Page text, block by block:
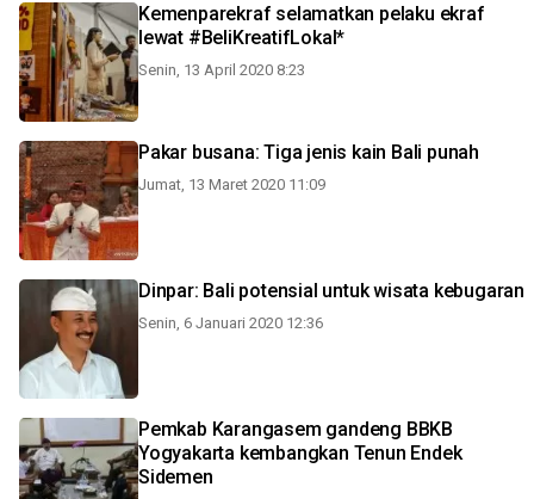
Kemenparekraf selamatkan pelaku ekraf
lewat #BeliKreatifLokal*
Senin, 13 April 2020 8:23
Pakar busana: Tiga jenis kain Bali punah
Jumat, 13 Maret 2020 11:09
Dinpar: Bali potensial untuk wisata kebugaran
Senin, 6 Januari 2020 12:36
Pemkab Karangasem gandeng BBKB
Yogyakarta kembangkan Tenun Endek
Sidemen